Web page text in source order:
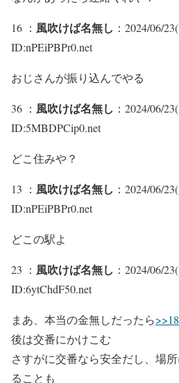
16 ： 風吹けば名無し ：2024/06/
ID:nPEiPBPr0.net
おじさんが振り込んでやる
36 ： 風吹けば名無し ：2024/06/
ID:5MBDPCip0.net
どこ住みや？
13 ： 風吹けば名無し ：2024/06/
ID:nPEiPBPr0.net
どこの駅よ
23 ： 風吹けば名無し ：2024/06/
ID:6ytChdF50.net
まあ、本当の金無しだったら>>18
後は交番にかけこむ
さすがに交番なら安全だし、場
ることも